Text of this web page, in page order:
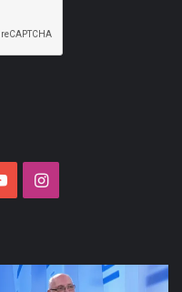
YouTubeInstagram